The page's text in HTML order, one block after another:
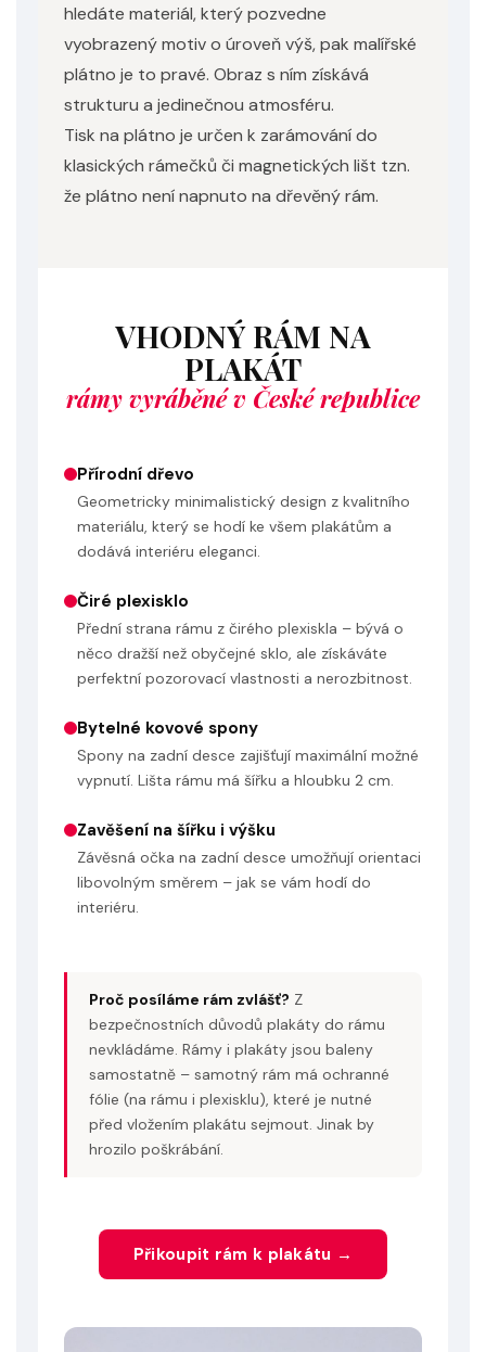
hledáte materiál, který pozvedne
vyobrazený motiv o úroveň výš, pak malířské
plátno je to pravé. Obraz s ním získává
strukturu a jedinečnou atmosféru.
Tisk na plátno je určen k zarámování do
klasických rámečků či magnetických lišt tzn.
že plátno není napnuto na dřevěný rám.
VHODNÝ RÁM NA
PLAKÁT
rámy vyráběné v České republice
Přírodní dřevo
Geometricky minimalistický design z kvalitního
materiálu, který se hodí ke všem plakátům a
dodává interiéru eleganci.
Čiré plexisklo
Přední strana rámu z čirého plexiskla – bývá o
něco dražší než obyčejné sklo, ale získáváte
perfektní pozorovací vlastnosti a nerozbitnost.
Bytelné kovové spony
Spony na zadní desce zajišťují maximální možné
vypnutí. Lišta rámu má šířku a hloubku 2 cm.
Zavěšení na šířku i výšku
Závěsná očka na zadní desce umožňují orientaci
libovolným směrem – jak se vám hodí do
interiéru.
Proč posíláme rám zvlášť? Z
bezpečnostních důvodů plakáty do rámu
nevkládáme. Rámy i plakáty jsou baleny
samostatně – samotný rám má ochranné
fólie (na rámu i plexisklu), které je nutné
před vložením plakátu sejmout. Jinak by
hrozilo poškrábání.
Přikoupit rám k plakátu →